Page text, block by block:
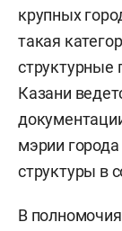
крупных
такая
структурные
Казани
мэрии
структуры в
В